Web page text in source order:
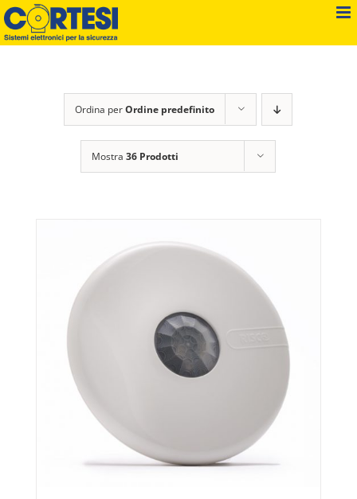
Salta
al
contenuto
Ordina perOrdine predefinito
Mostra36 Prodotti